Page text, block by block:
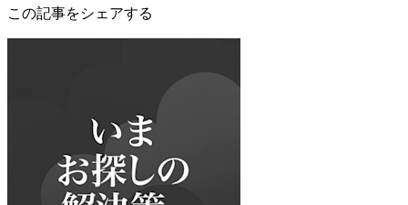
この記事をシェアする